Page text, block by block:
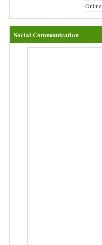
Online
Social Communication